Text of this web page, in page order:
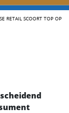
RETAIL SCOORT TOP OP